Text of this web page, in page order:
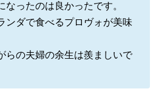
ったのは良かったです。
ンダで食べるプロヴォが美味
らの夫婦の余生は羨ましいで